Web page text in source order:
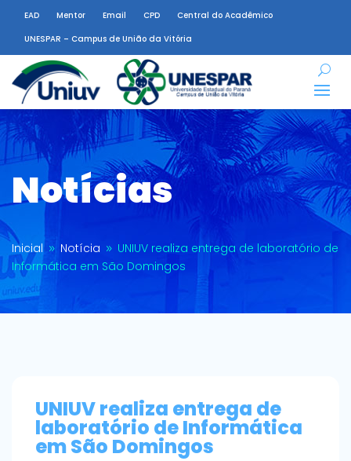
EAD Mentor Email CPD
Central do Acadêmico
UNESPAR – Campus de União da Vitória
Notícias
Inicial 9 Notícia 9 UNIUV realiza entrega de laboratório de
Informática em São Domingos
UNIUV realiza entrega de
laboratório de Informática
em São Domingos